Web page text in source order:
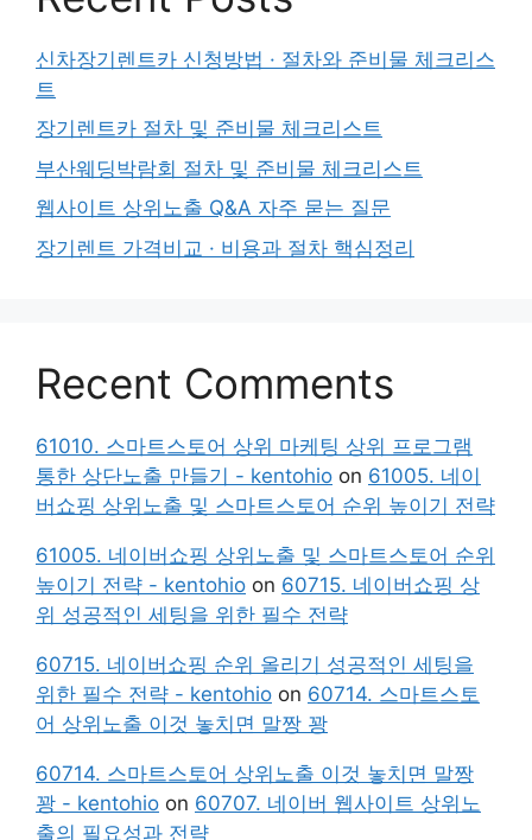
신차장기렌트카 신청방법 · 절차와 준비물 체크리스
트
장기렌트카 절차 및 준비물 체크리스트
부산웨딩박람회 절차 및 준비물 체크리스트
웹사이트 상위노출 Q&A 자주 묻는 질문
장기렌트 가격비교 · 비용과 절차 핵심정리
Recent Comments
61010. 스마트스토어 상위 마케팅 상위 프로그램
통한 상단노출 만들기 - kentohio on 61005. 네이
버쇼핑 상위노출 및 스마트스토어 순위 높이기 전략
61005. 네이버쇼핑 상위노출 및 스마트스토어 순위
높이기 전략 - kentohio on 60715. 네이버쇼핑 상
위 성공적인 세팅을 위한 필수 전략
60715. 네이버쇼핑 순위 올리기 성공적인 세팅을
위한 필수 전략 - kentohio on 60714. 스마트스토
어 상위노출 이것 놓치면 말짱 꽝
60714. 스마트스토어 상위노출 이것 놓치면 말짱
꽝 - kentohio on 60707. 네이버 웹사이트 상위노
출의 필요성과 전략